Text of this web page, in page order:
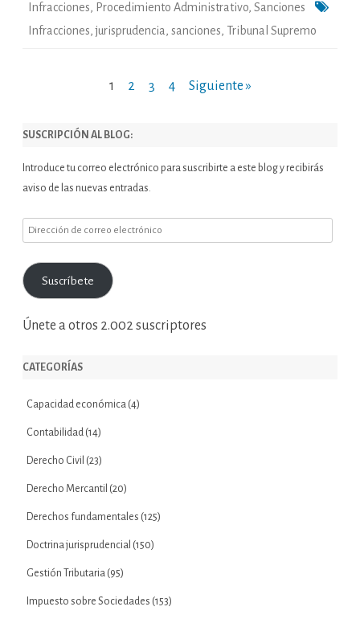
Infracciones, Procedimiento Administrativo, Sanciones
Infracciones,jurisprudencia , sanciones, Tribunal Supremo
entradas
1 2 3 4 Siguiente »
SUSCRIPCIÓN AL BLOG:
Introduce tu correo electrónico para suscribirte a este blog y recibirás
aviso de las nuevas entradas.
Dirección
correo
electrónico
Suscríbete
Únete a otros 2.002 suscriptores
CATEGORÍAS
Capacidad económica (4)
Contabilidad (14)
Derecho Civil (23)
Derecho Mercantil (20)
Derechos fundamentales (125)
Doctrina jurisprudencial (150)
Gestión Tributaria (95)
Impuesto sobre Sociedades (153)